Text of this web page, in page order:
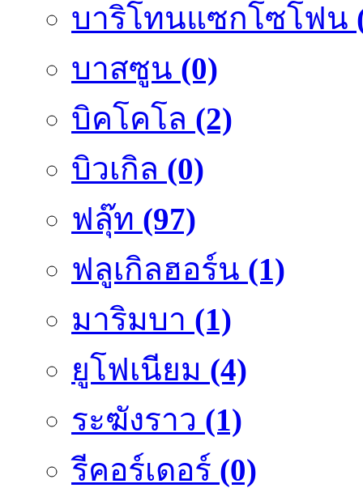
บาริโทนแซกโซโฟน
บาสซูน (0)
บิคโคโล (2)
บิวเกิล (0)
ฟลุ๊ท (97)
ฟลูเกิลฮอร์น (1)
มาริมบา (1)
ยูโฟเนียม (4)
ระฆังราว (1)
รีคอร์เดอร์ (0)